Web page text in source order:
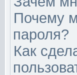
Почему
пароля?
Как